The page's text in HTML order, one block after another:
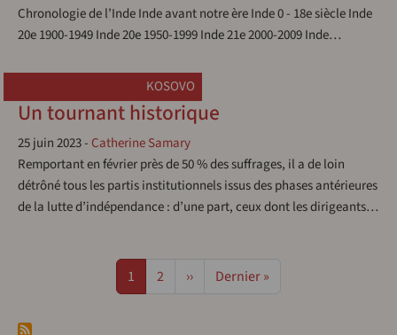
Chronologie de l’Inde Inde avant notre ère Inde 0 - 18e siècle Inde
20e 1900-1949 Inde 20e 1950-1999 Inde 21e 2000-2009 Inde…
KOSOVO
Un tournant historique
25 juin 2023- Catherine Samary
Remportant en février près de 50 % des suffrages, il a de loin
détrôné tous les partis institutionnels issus des phases antérieures
de la lutte d’indépendance : d’une part, ceux dont les dirigeants…
Page
1 Page
2 Page suivante
›› Dernière page
Dernier »